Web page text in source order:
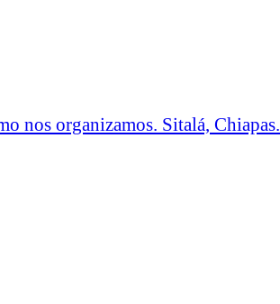
nos organizamos. Sitalá, Chiapas.